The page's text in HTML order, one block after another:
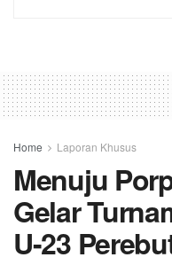
Home Laporan Khusus
Menuju
Gelar
U-23